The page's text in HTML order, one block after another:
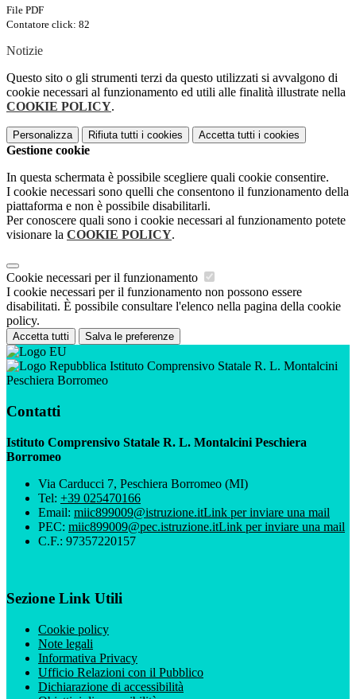
File PDF
Contatore click: 82
Notizie
Questo sito o gli strumenti terzi da questo utilizzati si avvalgono di
cookie necessari al funzionamento ed utili alle finalità illustrate nella
COOKIE POLICY.
Personalizza Rifiuta tutti i cookies Accetta tutti i cookies
Gestione cookie
In questa schermata è possibile scegliere quali cookie consentire.
I cookie necessari sono quelli che consentono il funzionamento della
piattaforma e non è possibile disabilitarli.
Per conoscere quali sono i cookie necessari al funzionamento potete
visionare la COOKIE POLICY.
Cookie necessari per il funzionamento
I cookie necessari per il funzionamento non possono essere
disabilitati. È possibile consultare l'elenco nella pagina della cookie
policy.
Accetta tutti Salva le preferenze
Istituto Comprensivo Statale R. L. Montalcini
Peschiera Borromeo
Contatti
Istituto Comprensivo Statale R. L. Montalcini Peschiera
Borromeo
Via Carducci 7, Peschiera Borromeo (MI)
Tel: +39 025470166
Email: miic899009@istruzione.itLink per inviare una mail
PEC: miic899009@pec.istruzione.itLink per inviare una mail
C.F.: 97357220157
Sezione Link Utili
Cookie policy
Note legali
Informativa Privacy
Ufficio Relazioni con il Pubblico
Dichiarazione di accessibilità